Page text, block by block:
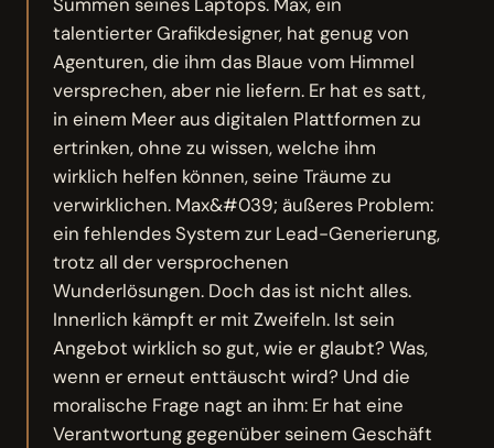
talentierter Grafikdesigner, hat genug von
Agenturen, die ihm das Blaue vom Himmel
versprechen, aber nie liefern. Er hat es satt,
in einem Meer aus digitalen Plattformen zu
ertrinken, ohne zu wissen, welche ihm
wirklich helfen können, seine Träume zu
verwirklichen. Max&#039; äußeres Problem:
ein fehlendes System zur Lead-Generierung,
trotz all der versprochenen
Wunderlösungen. Doch das ist nicht alles.
Innerlich kämpft er mit Zweifeln. Ist sein
Angebot wirklich so gut, wie er glaubt? Was,
wenn er erneut enttäuscht wird? Und die
moralische Frage nagt an ihm: Er hat eine
Verantwortung gegenüber seinem Geschäft